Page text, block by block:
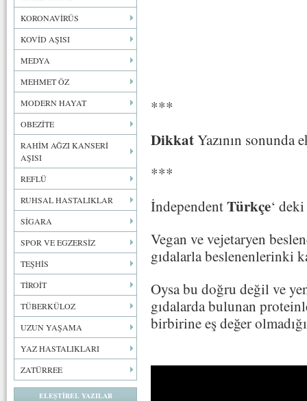
KORONAVİRÜS
KOVİD AŞISI
MEDYA
MEHMET ÖZ
MODERN HAYAT
OBEZİTE
RAHİM AĞZI KANSERİ
AŞISI
REFLÜ
RUHSAL HASTALIKLAR
SİGARA
SPOR VE EGZERSİZ
TEŞHİS
TİROİT
TÜBERKÜLOZ
UZUN YAŞAMA
YAZ HASTALIKLARI
ZATÜRREE
ELEŞTİREL YAZILAR
***
DikkatYazının sonunda
***
İndependentTürkçe‘
Vegan ve vejetaryen
gıdalarla beslenenlerinki
Oysa bu doğru değil ve
gıdalarda bulunan
birbirine eş değer